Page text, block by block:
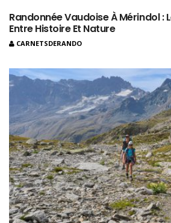
Randonnée Vaudoise À Mérindol :
Entre Histoire Et Nature
CARNETSDERANDO